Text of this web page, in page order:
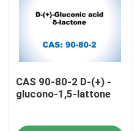
CAS 90-80-2 D-(+) -
glucono-1,5-lattone